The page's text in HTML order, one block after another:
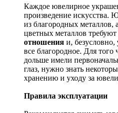
Каждое ювелирное
произведение искусства.
из благородных металлов,
цветных металлов требуют
отношения и, безусловно,
все благородное. Для
дольше имели
глаз, нужно знать
хранению и уходу за
Правила эксплуатации